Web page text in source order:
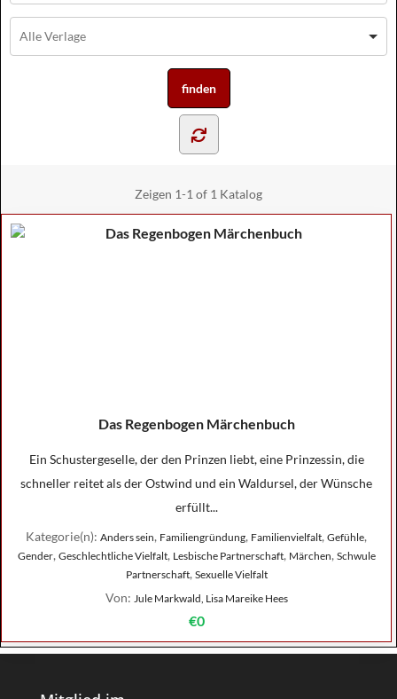
Zeigen 1-1 of 1 Katalog
Das Regenbogen Märchenbuch
Ein Schustergeselle, der den Prinzen liebt, eine Prinzessin, die
schneller reitet als der Ostwind und ein Waldursel, der Wünsche
erfüllt...
Kategorie(n): Anders sein, Familiengründung, Familienvielfalt, Gefühle,
Gender, Geschlechtliche Vielfalt, Lesbische Partnerschaft, Märchen, Schwule
Partnerschaft, Sexuelle Vielfalt
Von: Jule Markwald, Lisa Mareike Hees
€0